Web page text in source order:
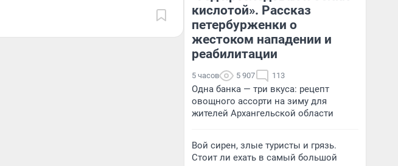
кислотой». Рассказ
петербурженки о
жестоком нападении и
реабилитации
5 часов 5 907 113
Одна банка — три вкуса: рецепт
овощного ассорти на зиму для
жителей Архангельской области
Вой сирен, злые туристы и грязь.
Стоит ли ехать в самый большой